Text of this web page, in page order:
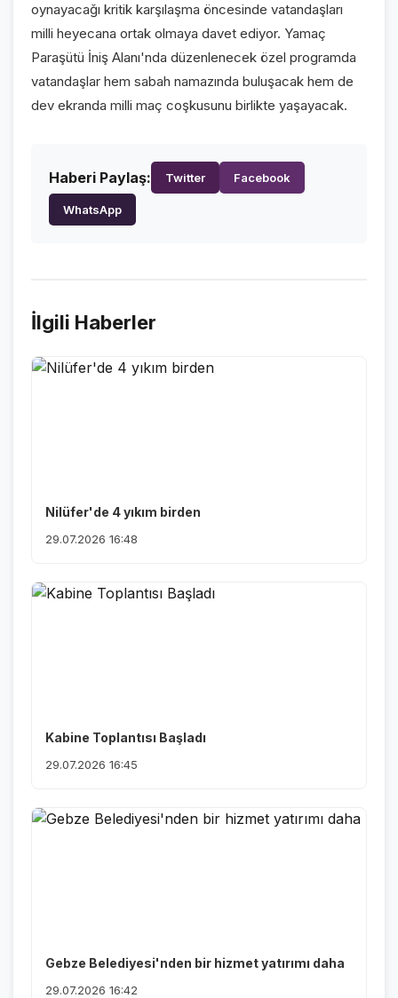
İLETİŞİM
oynayacağı kritik karşılaşma öncesinde vatandaşları
milli heyecana ortak olmaya davet ediyor. Yamaç
Paraşütü İniş Alanı'nda düzenlenecek özel programda
vatandaşlar hem sabah namazında buluşacak hem de
dev ekranda milli maç coşkusunu birlikte yaşayacak.
Haberi Paylaş: Twitter Facebook
WhatsApp
İlgili Haberler
Nilüfer'de 4 yıkım birden
29.07.2026 16:48
Kabine Toplantısı Başladı
29.07.2026 16:45
Gebze Belediyesi'nden bir hizmet yatırımı daha
29.07.2026 16:42